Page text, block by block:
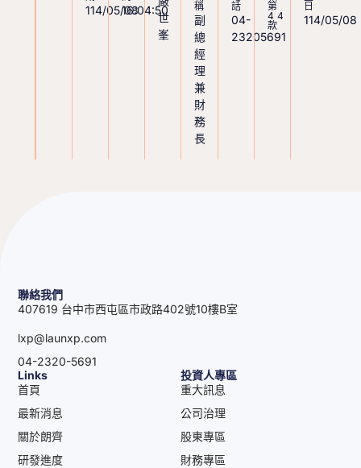
114/05/0816:04:50
世
峯
稱
副
總
經
理
兼
財
務
長
話
04-
23205691
第
44
款
日
114/05/08
Links
首頁
最新消息
關於朗齊
研發進度
投資人專區
重大訊息
公司治理
股東專區
財務專區
聯絡我們
407619 台中市西屯區市政路402號10樓B室
lxp@launxp.com
04-2320-5691